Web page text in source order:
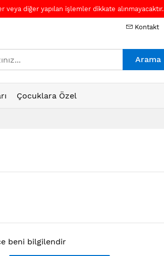
veya diğer yapılan işlemler dikkate alınmayacaktır.
Kontakt
Arama
Çocuklara Özel
beni bilgilendir